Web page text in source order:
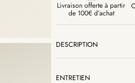
Livraison offerte à partir
de 100€ d’achat
DESCRIPTION
ENTRETIEN